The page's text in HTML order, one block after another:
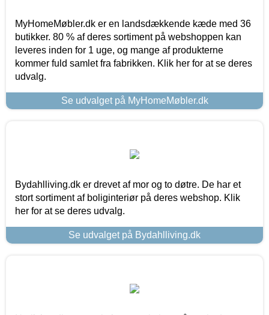
MyHomeMøbler.dk er en landsdækkende kæde med 36
butikker. 80 % af deres sortiment på webshoppen kan
leveres inden for 1 uge, og mange af produkterne
kommer fuld samlet fra fabrikken. Klik her for at se deres
udvalg.
Se udvalget på MyHomeMøbler.dk
Bydahlliving.dk er drevet af mor og to døtre. De har et
stort sortiment af boliginteriør på deres webshop. Klik
her for at se deres udvalg.
Se udvalget på Bydahlliving.dk